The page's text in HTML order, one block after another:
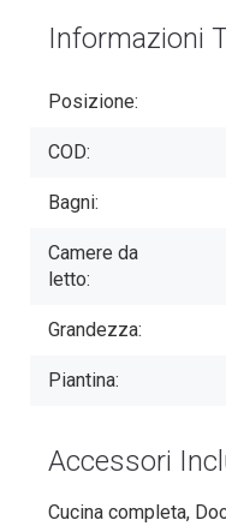
Informazioni
Posizione:
COD:
Bagni:
Camere da
letto:
Grandezza:
Piantina:
Accessori
Cucina completa,